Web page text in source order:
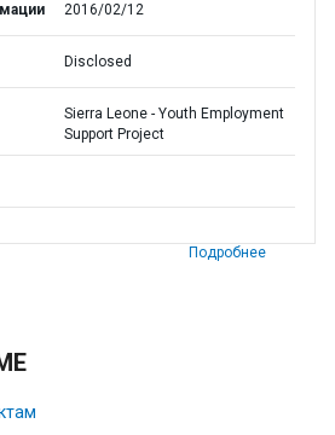
2016/02/12
Disclosed
Sierra Leone - Youth Employment
Support Project
Подробнее